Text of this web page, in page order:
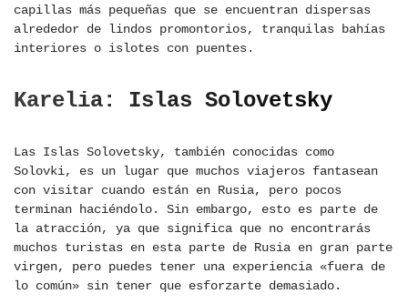
capillas más pequeñas que se encuentran dispersas
alrededor de lindos promontorios, tranquilas bahías
interiores o islotes con puentes.
Karelia: Islas Solovetsky
Las Islas Solovetsky, también conocidas como
Solovki, es un lugar que muchos viajeros fantasean
con visitar cuando están en Rusia, pero pocos
terminan haciéndolo. Sin embargo, esto es parte de
la atracción, ya que significa que no encontrarás
muchos turistas en esta parte de Rusia en gran parte
virgen, pero puedes tener una experiencia «fuera de
lo común» sin tener que esforzarte demasiado.